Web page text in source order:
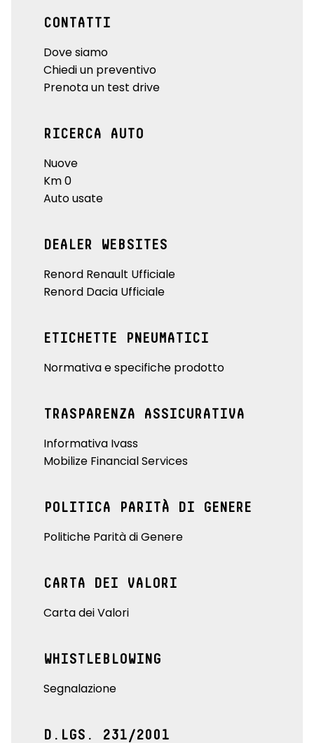
CONTATTI
Dove siamo
Chiedi un preventivo
Prenota un test drive
RICERCA AUTO
Nuove
Km 0
Auto usate
DEALER WEBSITES
Renord Renault Ufficiale
Renord Dacia Ufficiale
ETICHETTE PNEUMATICI
Normativa e specifiche prodotto
TRASPARENZA ASSICURATIVA
Informativa Ivass
Mobilize Financial Services
POLITICA PARITÀ DI GENERE
Politiche Parità di Genere
CARTA DEI VALORI
Carta dei Valori
WHISTLEBLOWING
Segnalazione
D.LGS. 231/2001